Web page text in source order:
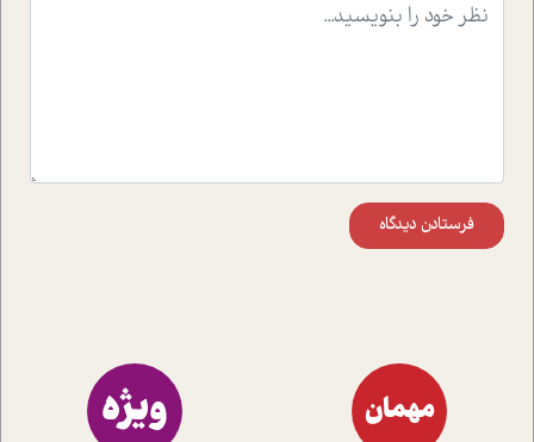
موثرترین راهکارهای استفاده از هوش مصنوعی در حوزه های
فرستادن دیدگاه
مهمان ویژه